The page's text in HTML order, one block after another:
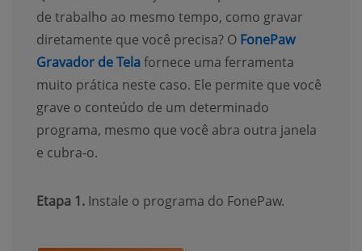
de trabalho ao mesmo tempo, como gravar
diretamente que você precisa? O FonePaw
Gravador de Tela(opens new window)
fornece uma ferramenta
muito prática neste caso. Ele permite que você
grave o conteúdo de um determinado
programa, mesmo que você abra outra janela
e cubra-o.
Etapa 1. Instale o programa do FonePaw.